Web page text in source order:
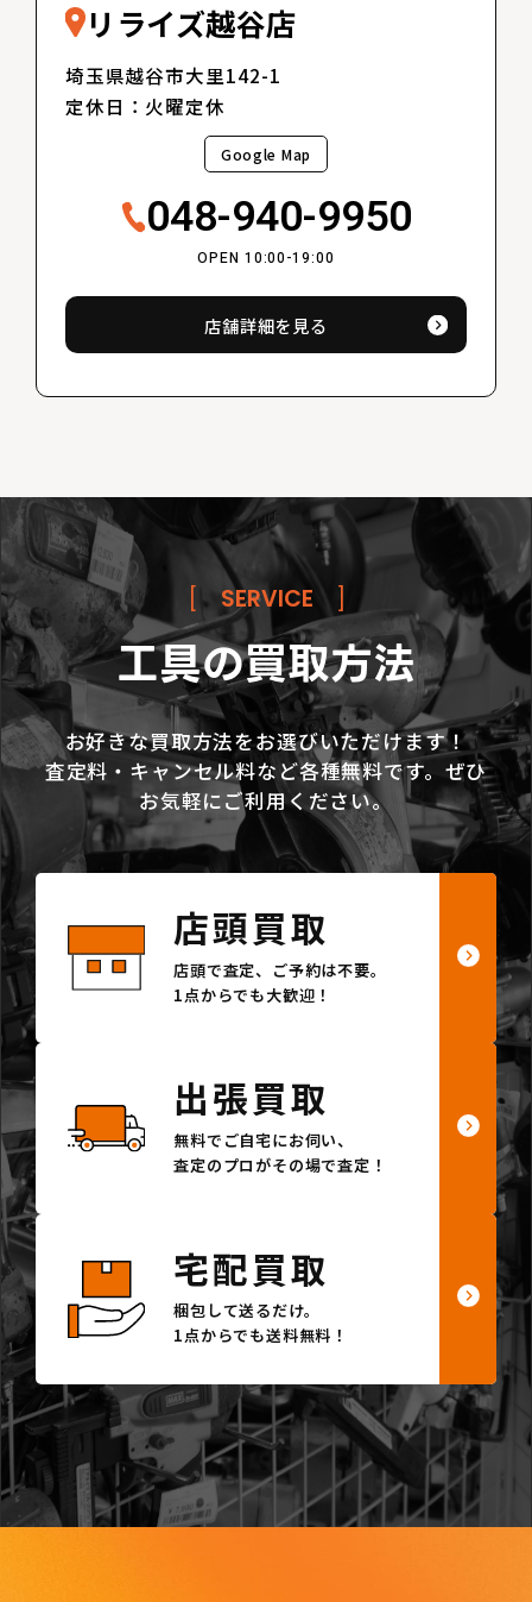
リライズ越谷店
埼玉県越谷市大里142-1
定休日：火曜定休
Google Map
048-940-9950
OPEN 10:00-19:00
店舗詳細を見る
SERVICE
工具の買取方法
お好きな買取方法をお選びいただけます！
査定料・キャンセル料など各種無料です。ぜひ
お気軽にご利用ください。
店頭買取
店頭で査定、ご予約は不要。
1点からでも大歓迎！
出張買取
無料でご自宅にお伺い、
査定のプロがその場で査定！
宅配買取
梱包して送るだけ。
1点からでも送料無料！